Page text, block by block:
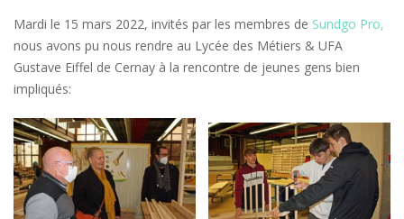
Mardi le 15 mars 2022, invités par les membres de Sundgo Pro,
nous avons pu nous rendre au Lycée des Métiers & UFA
Gustave Eiffel de Cernay à la rencontre de jeunes gens bien
impliqués: